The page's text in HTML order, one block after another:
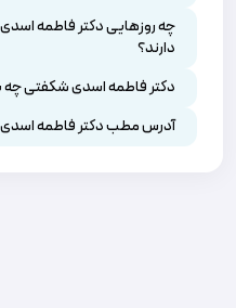
چه روزهایی دکتر فاطمه
دارند؟
دکتر فاطمه اسدی شکفتی چه
آدرس مطب دکتر فاطمه